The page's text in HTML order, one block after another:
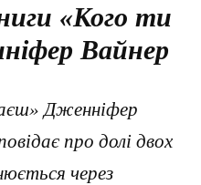
«Кого ти
Вайнер
Дженніфер
про долі двох
через